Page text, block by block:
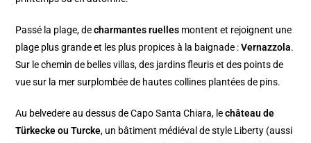
Passé la plage, decharmantes ruelles montent et rejoignent une
plage plus grande et les plus propices à la baignade :Vernazzola.
Sur le chemin de belles villas, des jardins fleuris et des points de
vue sur la mer surplombée de hautes collines plantées de pins.
Au belvedere au dessus de Capo Santa Chiara, lechâteau de
Türkecke ou Turcke, un bâtiment médiéval de style Liberty (aussi